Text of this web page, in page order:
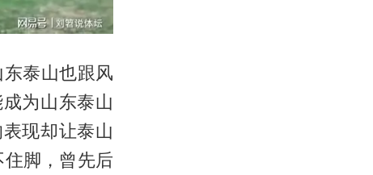
泰山也跟风
为山东泰山
现却让泰山
脚，曾先后